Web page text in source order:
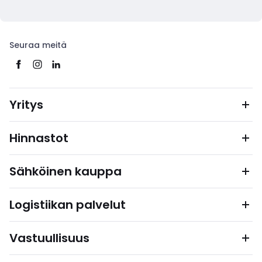
Seuraa meitä
Yritys
Hinnastot
Sähköinen kauppa
Logistiikan palvelut
Vastuullisuus